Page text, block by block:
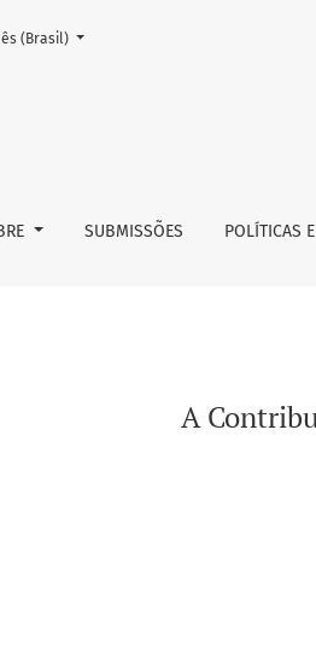
de Galeno de Pérgamo
SUBMISSÕES POLÍTICAS
idioma. O atual é:
(Brasil)
A